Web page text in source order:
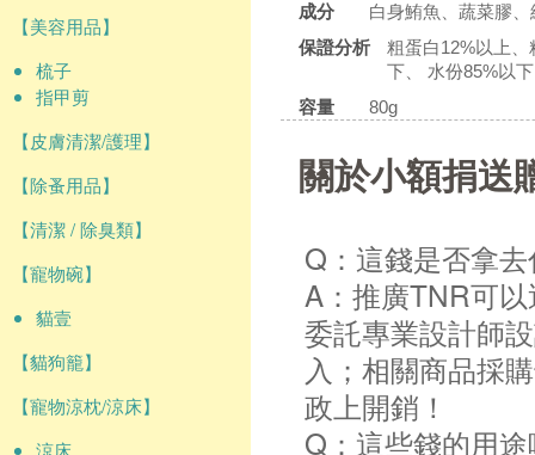
【美容用品】
梳子
指甲剪
【皮膚清潔/護理】
【除蚤用品】
【清潔 / 除臭類】
【寵物碗】
貓壹
【貓狗籠】
【寵物涼枕/涼床】
涼床
成分
白身鮪魚、蔬菜膠
保證分析
粗蛋白12%以上
下、 水份85%以
容量
80g
關於小額捐送
Q：這錢是否拿
A：推廣TNR可
委託專業設計師
入；相關商品採
政上開銷！
Q：這些錢的用